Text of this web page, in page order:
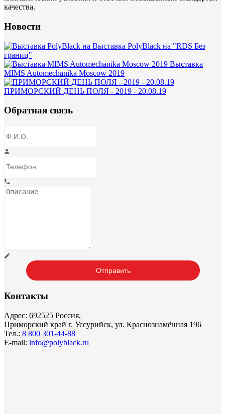
качества.
Новости
Выставка PolyBlack на "RDS Без
границ"
Выставка
MIMS Automechanika Moscow 2019
ПРИМОРСКИЙ ДЕНЬ ПОЛЯ - 2019 - 20.08.19
Обратная связь
Контакты
Адрес: 692525 Россия,
Приморский край г. Уссурийск, ул. Краснознамённая 196
Тел.: 8 800 301-44-88
E-mail: info@polyblack.ru